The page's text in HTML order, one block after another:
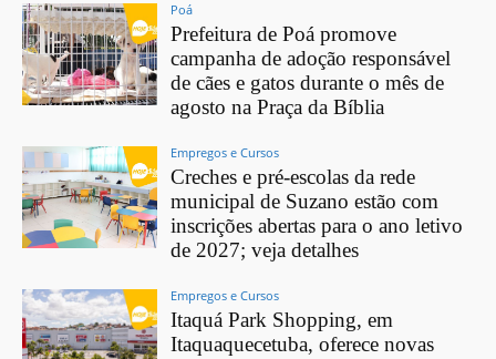
Poá
Prefeitura de Poá promove
campanha de adoção responsável
de cães e gatos durante o mês de
agosto na Praça da Bíblia
Empregos e Cursos
Creches e pré-escolas da rede
municipal de Suzano estão com
inscrições abertas para o ano letivo
de 2027; veja detalhes
Empregos e Cursos
Itaquá Park Shopping, em
Itaquaquecetuba, oferece novas